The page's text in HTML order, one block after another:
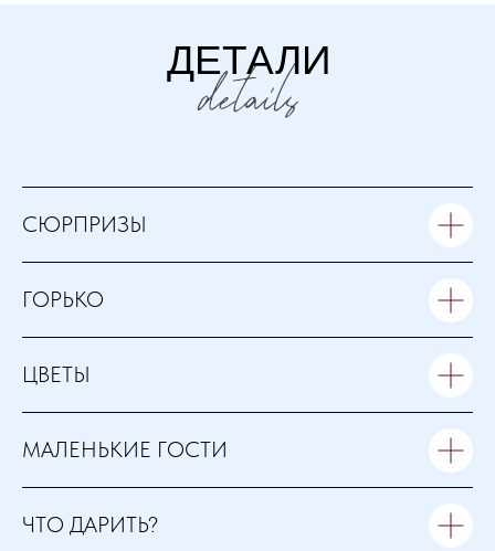
ДЕТАЛИ
СЮРПРИЗЫ
ГОРЬКО
ЦВЕТЫ
МАЛЕНЬКИЕ ГОСТИ
ЧТО ДАРИТЬ?